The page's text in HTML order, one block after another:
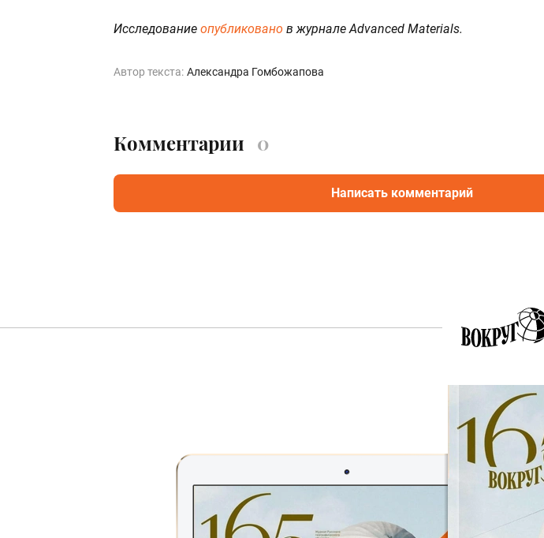
Исследование опубликовано в журнале Advanced Materials.
Автор текста: Александра Гомбожапова
Комментарии 0
Написать комментарий